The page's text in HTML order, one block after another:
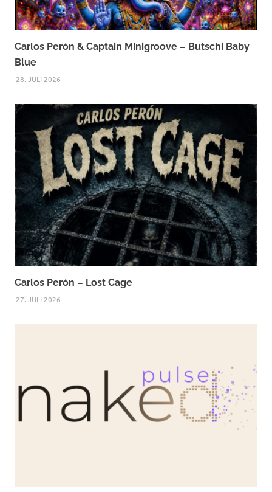
Carlos Perón & Captain Minigroove – Butschi Baby
Blue
28. JULI 2026
Carlos Perón – Lost Cage
27. JULI 2026